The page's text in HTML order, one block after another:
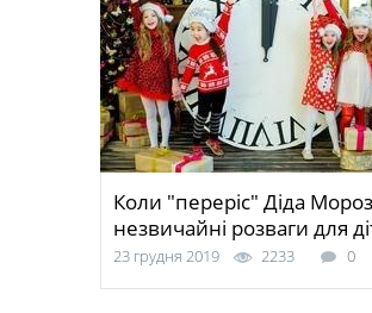
Коли "переріс" Діда
незвичайні розваги для
23 грудня 2019 2233 0